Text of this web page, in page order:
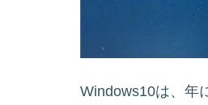
Windows10は、年